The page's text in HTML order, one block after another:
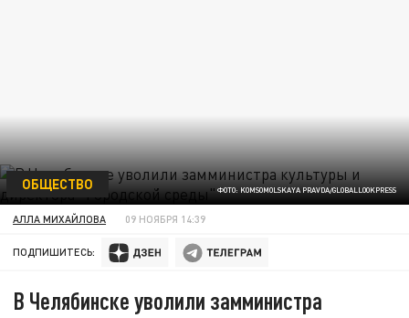
ФОТО: KOMSOMOLSKAYA PRAVDA/GLOBALLOOKPRESS
ОБЩЕСТВО
АЛЛА МИХАЙЛОВА 09 НОЯБРЯ 14:39
ПОДПИШИТЕСЬ:
В Челябинске уволили замминистра